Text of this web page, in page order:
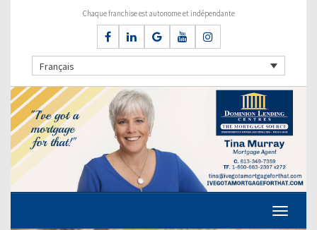
Chaque franchise est autonome et indépendante
Français